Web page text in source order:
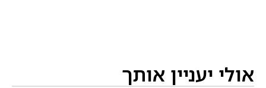
אולי יעניין אותך